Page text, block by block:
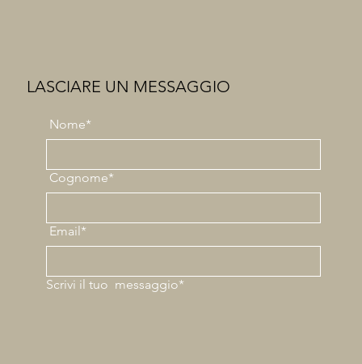
LASCIARE UN MESSAGGIO
Nome*
Cognome*
Email*
Scrivi il tuo messaggio*